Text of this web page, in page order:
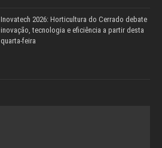
Inovatech 2026: Horticultura do Cerrado debate
inovação, tecnologia e eficiência a partir desta
quarta-feira